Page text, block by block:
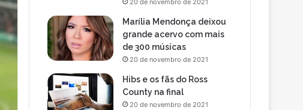
20 de novembro de 2021
Marília Mendonça deixou
grande acervo com mais
de 300 músicas
20 de novembro de 2021
Hibs e os fãs do Ross
County na final
20 de novembro de 2021